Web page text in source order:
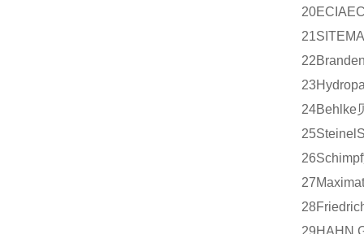
20ECIA
21
22
23
24Behlke
25Steinel
26Schimpf
27
28
29HAHN